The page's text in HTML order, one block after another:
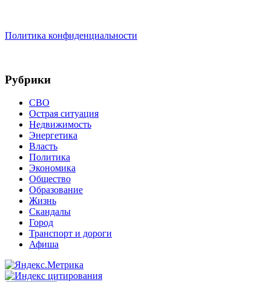
Политика конфиденциальности
Рубрики
СВО
Острая ситуация
Недвижимость
Энергетика
Власть
Политика
Экономика
Общество
Образование
Жизнь
Скандалы
Город
Транспорт и дороги
Афиша